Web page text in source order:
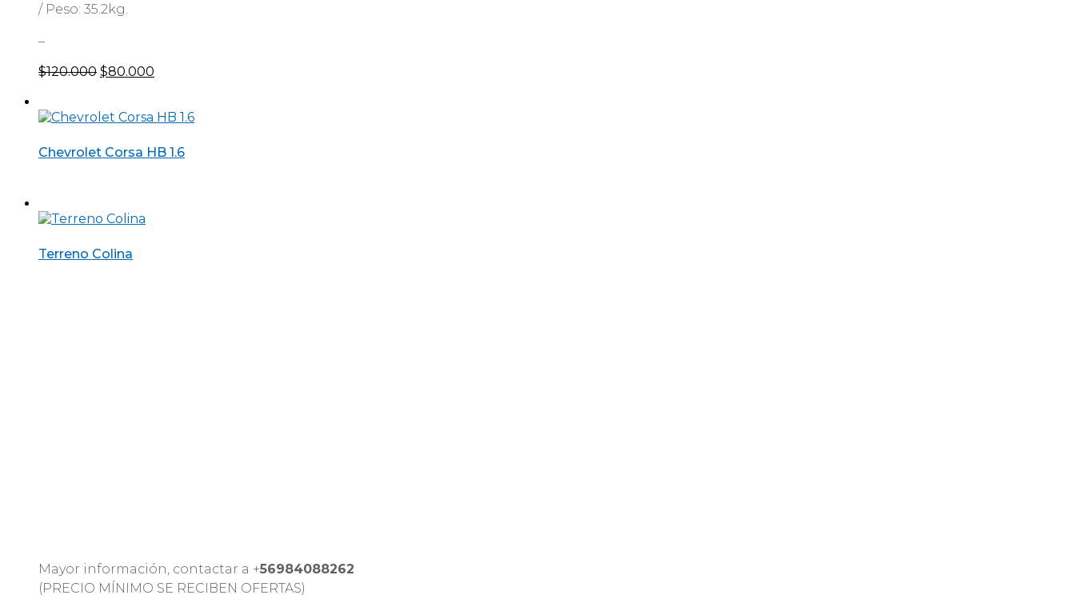
/ Peso: 35.2kg.
–
$120.000 El
era:
$80.000
es:
Chevrolet Corsa HB 1.6
Terreno Colina
Mayor información, contactar a +56984088262
(PRECIO MÍNIMO SE RECIBEN OFERTAS)